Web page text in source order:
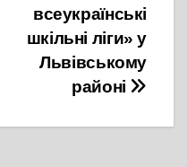
всеукраїнські
шкільні ліги» у
Львівському
районі